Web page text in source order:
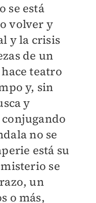
se está
volver y
y la crisis
de un
teatro
y, sin
y
no se
está su
se
un
o más,